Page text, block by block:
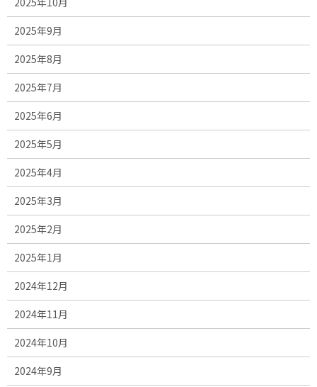
2025年9月
2025年8月
2025年7月
2025年6月
2025年5月
2025年4月
2025年3月
2025年2月
2025年1月
2024年12月
2024年11月
2024年10月
2024年9月